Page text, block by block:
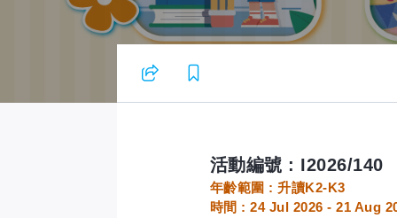
24 Jul 2026 - 21 Aug 2026
活動編號 : I2026/140
年齡範圍 : 升讀K2-K3
時間 : 24 Jul 2026 - 21 Aug